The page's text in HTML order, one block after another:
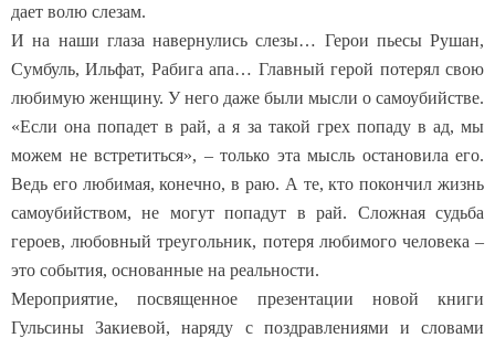
дает волю слезам.
И на наши глаза навернулись слезы… Герои пьесы Рушан,
Сумбуль, Ильфат, Рабига апа… Главный герой потерял свою
любимую женщину. У него даже были мысли о самоубийстве.
«Если она попадет в рай, а я за такой грех попаду в ад, мы
можем не встретиться», – только эта мысль остановила его.
Ведь его любимая, конечно, в раю. А те, кто покончил жизнь
самоубийством, не могут попадут в рай. Сложная судьба
героев, любовный треугольник, потеря любимого человека –
это события, основанные на реальности.
Мероприятие, посвященное презентации новой книги
Гульсины Закиевой, наряду с поздравлениями и словами